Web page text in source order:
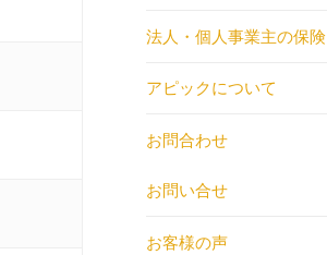
法人・個人事業主の保険
アピックについて
お問合わせ
お問い合せ
お客様の声